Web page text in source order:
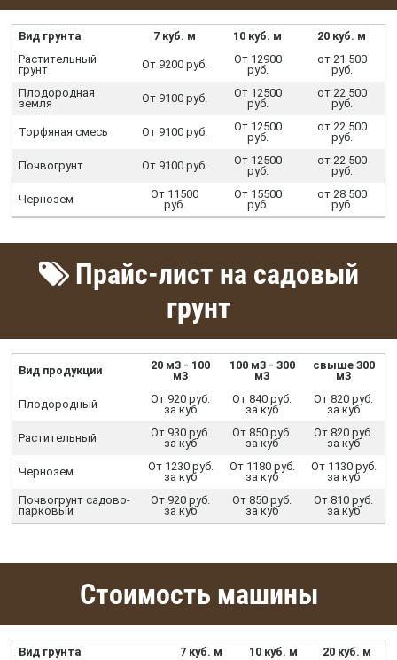
Вид грунта 7 куб. м 10 куб. м
20 куб. м
Растительный
грунт
От 9200 руб.
От 12900
руб.
от 21 500
руб.
Плодородная
земля
От 9100 руб.
От 12500
руб.
от 22 500
руб.
Торфяная смесь От 9100 руб.
От 12500
руб.
от 22 500
руб.
Почвогрунт От 9100 руб.
От 12500
руб.
от 22 500
руб.
Чернозем
От 11500
руб.
От 15500
руб.
от 28 500
руб.
Прайс-лист на садовый
грунт
Вид продукции
20 м3 - 100
м3
100 м3 - 300
м3
свыше 300
м3
Плодородный
От 920 руб.
за куб
От 840 руб.
за куб
От 820 руб.
за куб
Растительный
От 930 руб.
за куб
От 850 руб.
за куб
От 820 руб.
за куб
Чернозем
От 1230 руб.
за куб
От 1180 руб.
за куб
От 1130 руб.
за куб
Почвогрунт садово-
парковый
От 920 руб.
за куб
От 850 руб.
за куб
От 810 руб.
за куб
Стоимость машины
Вид грунта 7 куб. м 10 куб. м 20 куб. м